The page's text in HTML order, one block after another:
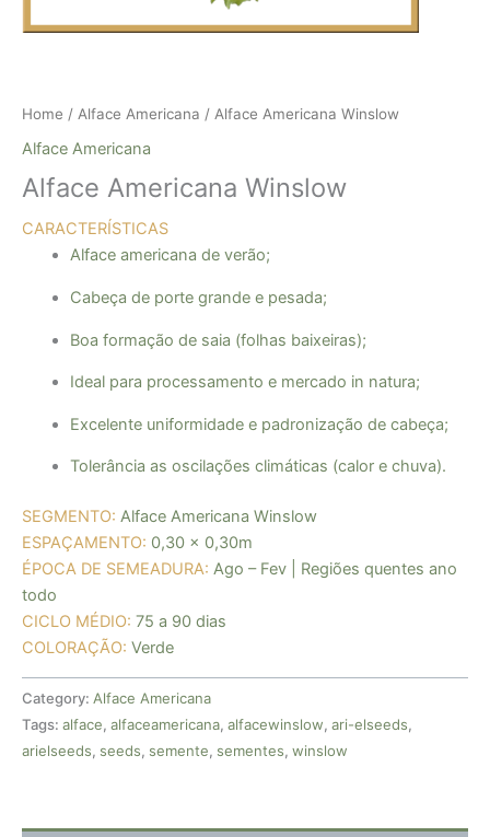
Home / Alface Americana / Alface Americana Winslow
Alface Americana
Alface Americana Winslow
CARACTERÍSTICAS
Alface americana de verão;
Cabeça de porte grande e pesada;
Boa formação de saia (folhas baixeiras);
Ideal para processamento e mercado in natura;
Excelente uniformidade e padronização de cabeça;
Tolerância as oscilações climáticas (calor e chuva).
SEGMENTO: Alface Americana Winslow
ESPAÇAMENTO: 0,30 x 0,30m
ÉPOCA DE SEMEADURA: Ago – Fev | Regiões quentes ano
todo
CICLO MÉDIO: 75 a 90 dias
COLORAÇÃO: Verde
Category: Alface Americana
Tags: alface, alfaceamericana, alfacewinslow, ari-elseeds,
arielseeds, seeds, semente, sementes, winslow